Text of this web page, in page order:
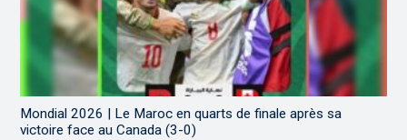
Mondial 2026 | Le Maroc en quarts de finale après sa
victoire face au Canada (3-0)